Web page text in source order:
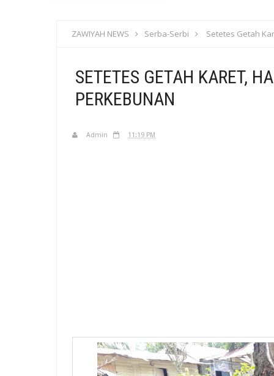
ZAWIYAH NEWS Serba-Serbi Setetes Getah
SETETES GETAH KARET,
PERKEBUNAN
Admin 11:19 PM